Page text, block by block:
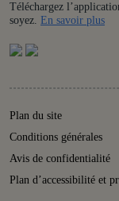
Téléchargez
soyez. En savoir plus
Plan du site
Conditions générales
Avis de confidentialité
Plan d’accessibilité et